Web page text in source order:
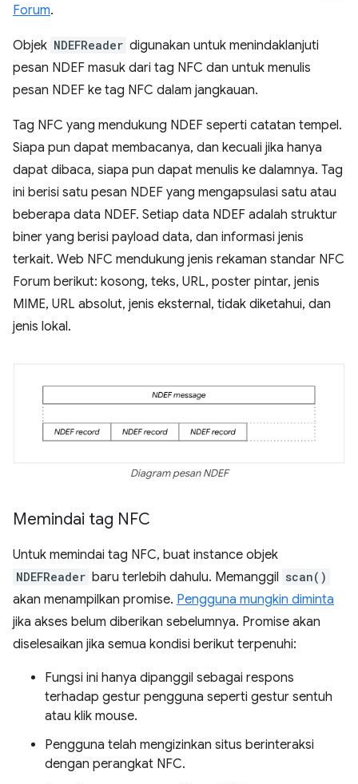
Forum.
Objek NDEFReader digunakan untuk menindaklanjuti
pesan NDEF masuk dari tag NFC dan untuk menulis
pesan NDEF ke tag NFC dalam jangkauan.
Tag NFC yang mendukung NDEF seperti catatan tempel.
Siapa pun dapat membacanya, dan kecuali jika hanya
dapat dibaca, siapa pun dapat menulis ke dalamnya. Tag
ini berisi satu pesan NDEF yang mengapsulasi satu atau
beberapa data NDEF. Setiap data NDEF adalah struktur
biner yang berisi payload data, dan informasi jenis
terkait. Web NFC mendukung jenis rekaman standar NFC
Forum berikut: kosong, teks, URL, poster pintar, jenis
MIME, URL absolut, jenis eksternal, tidak diketahui, dan
jenis lokal.
Diagram pesan NDEF
Memindai tag NFC
Untuk memindai tag NFC, buat instance objek
NDEFReader baru terlebih dahulu. Memanggil scan()
akan menampilkan promise. Pengguna mungkin diminta
jika akses belum diberikan sebelumnya. Promise akan
diselesaikan jika semua kondisi berikut terpenuhi:
Fungsi ini hanya dipanggil sebagai respons
terhadap gestur pengguna seperti gestur sentuh
atau klik mouse.
Pengguna telah mengizinkan situs berinteraksi
dengan perangkat NFC.